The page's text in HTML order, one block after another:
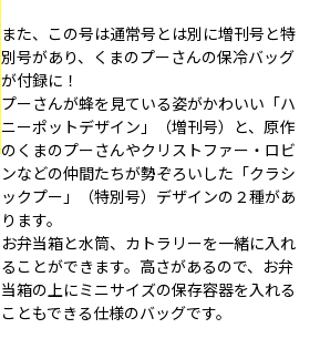
また、この号は通常号とは別に増刊号と特
別号があり、くまのプーさんの保冷バッグ
が付録に！
プーさんが蜂を見ている姿がかわいい「ハ
ニーポットデザイン」（増刊号）と、原作
のくまのプーさんやクリストファー・ロビ
ンなどの仲間たちが勢ぞろいした「クラシ
ックプー」（特別号）デザインの２種があ
ります。
お弁当箱と水筒、カトラリーを一緒に入れ
ることができます。高さがあるので、お弁
当箱の上にミニサイズの保存容器を入れる
こともできる仕様のバッグです。